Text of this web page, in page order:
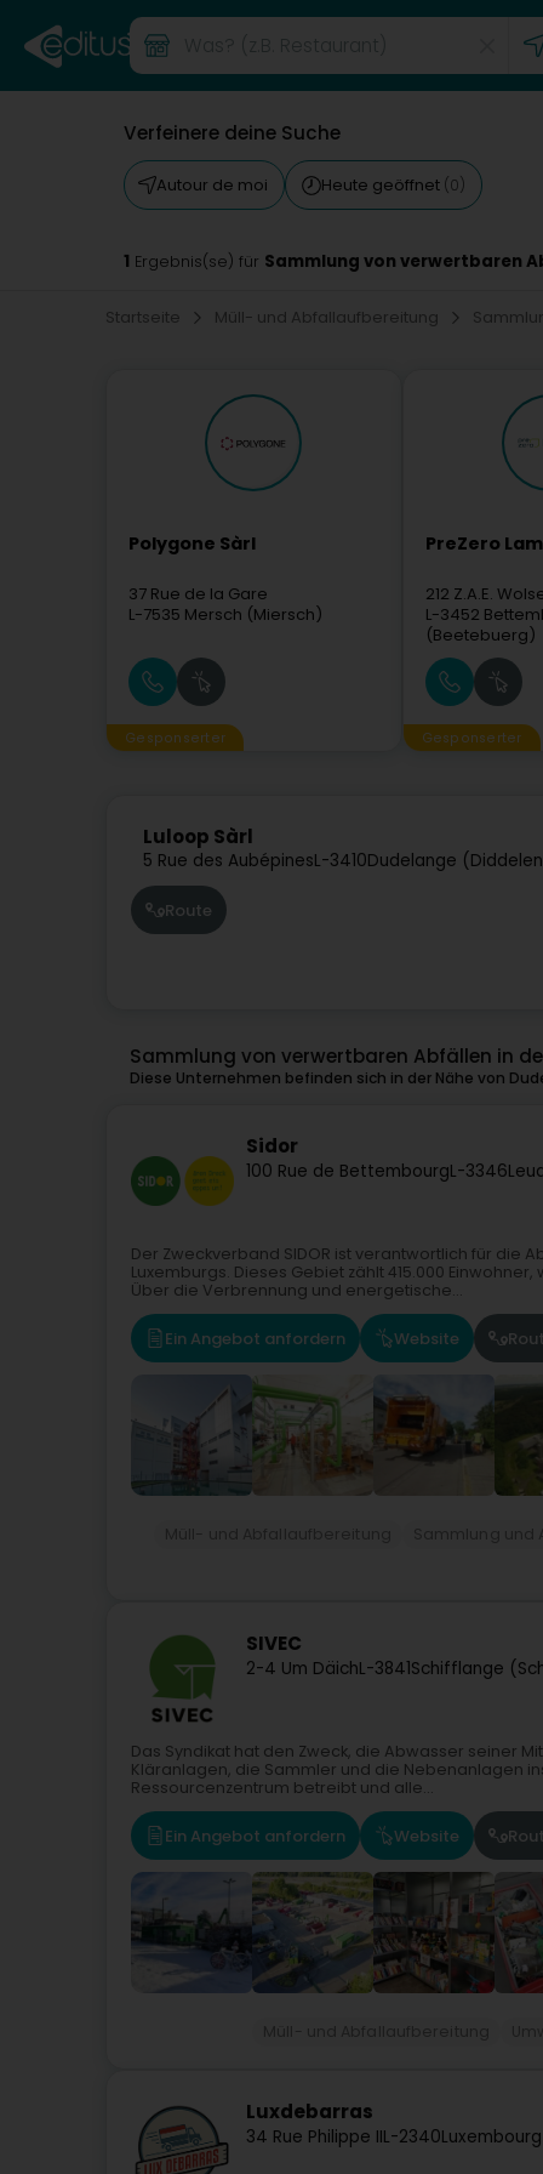
Verfeinere deine Suche
Autour de moi Heute geöffnet (0)
1 Ergebnis(se) für Sammlung von verwertbaren
Startseite Müll- und Abfallaufbereitung
Polygone Sàrl
37 Rue de la Gare
L-7535 Mersch (Miersch)
Gesponserter
PreZero
212 Z.A.E.
L-3452
(Beetebuerg)
Gesponserter
Luloop Sàrl
5 Rue des AubépinesL-3410Dudelange
Route
Sammlung von verwertbaren Abfällen in
Diese Unternehmen befinden sich in der Nähe von
Sidor
100 Rue de BettembourgL-3346
Der Zweckverband SIDOR ist verantwortlich für die
Luxemburgs. Dieses Gebiet zählt 415.000
Über die Verbrennung und energetische...
Ein Angebot anfordern Website
SIVEC
2-4 Um DäichL-3841Schifflange
Das Syndikat hat den Zweck, die Abwasser seiner
Kläranlagen, die Sammler und die Nebenanlagen
Ressourcenzentrum betreibt und alle...
Ein Angebot anfordern Website
Luxdebarras
34 Rue Philippe IIL-2340